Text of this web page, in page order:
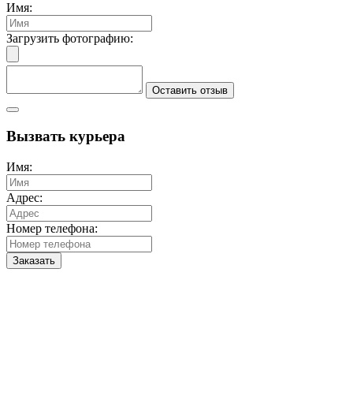
Имя:
Загрузить фотографию:
Оставить отзыв
Вызвать курьера
Имя:
Адрес:
Номер телефона:
Заказать